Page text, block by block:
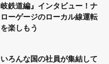
岐鉄道編』インタビュー！ナ
ローゲージのローカル線運転
を楽しもう
いろんな国の社員が集結して